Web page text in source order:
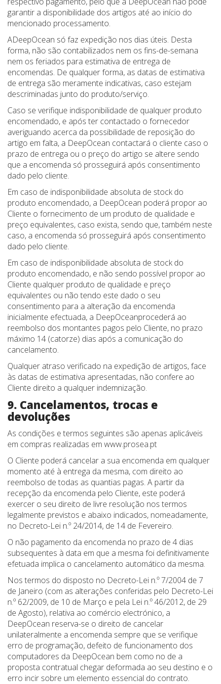
garantir a disponibilidade dos artigos até ao início do
mencionado processamento.
ADeepOcean só faz expedição nos dias úteis. Desta
forma, não são contabilizados nem os fins-de-semana
nem os feriados para estimativa de entrega de
encomendas. De qualquer forma, as datas de estimativa
de entrega são meramente indicativas, caso estejam
descriminadas junto do produto/serviço.
Caso se verifique indisponibilidade de qualquer produto
encomendado, e após ter contactado o fornecedor
averiguando acerca da possibilidade de reposição do
artigo em falta, a DeepOcean contactará o cliente caso o
prazo de entrega ou o preço do artigo se altere sendo
que a encomenda só prosseguirá após consentimento
dado pelo cliente.
Em caso de indisponibilidade absoluta de stock do
produto encomendado, a DeepOcean poderá propor ao
Cliente o fornecimento de um produto de qualidade e
preço equivalentes, caso exista, sendo que, também neste
caso, a encomenda só prosseguirá após consentimento
dado pelo cliente.
Em caso de indisponibilidade absoluta de stock do
produto encomendado, e não sendo possível propor ao
Cliente qualquer produto de qualidade e preço
equivalentes ou não tendo este dado o seu
consentimento para a alteração da encomenda
inicialmente efectuada, a DeepOceanprocederá ao
reembolso dos montantes pagos pelo Cliente, no prazo
máximo 14 (catorze) dias após a comunicação do
cancelamento.
Qualquer atraso verificado na expedição de artigos, face
às datas de estimativa apresentadas, não confere ao
Cliente direito a qualquer indemnização.
9. Cancelamentos, trocas e
devoluções
As condições e termos seguintes são apenas aplicáveis
em compras realizadas em www.prosea.pt
O Cliente poderá cancelar a sua encomenda em qualquer
momento até à entrega da mesma, com direito ao
reembolso de todas as quantias pagas. A partir da
recepção da encomenda pelo Cliente, este poderá
exercer o seu direito de livre resolução nos termos
legalmente previstos e abaixo indicados, nomeadamente,
no Decreto-Lei n.º 24/2014, de 14 de Fevereiro.
O não pagamento da encomenda no prazo de 4 dias
subsequentes à data em que a mesma foi definitivamente
efetuada implica o cancelamento automático da mesma.
Nos termos do disposto no Decreto-Lei n.º 7/2004 de 7
de Janeiro (com as alterações conferidas pelo Decreto-Lei
n.º 62/2009, de 10 de Março e pela Lei n.º 46/2012, de 29
de Agosto), relativa ao comércio electrónico, a
DeepOcean reserva-se o direito de cancelar
unilateralmente a encomenda sempre que se verifique
erro de programação, defeito de funcionamento dos
computadores da DeepOcean bem como no de a
proposta contratual chegar deformada ao seu destino e o
erro incir sobre um elemento essencial do contrato.